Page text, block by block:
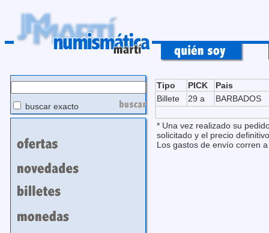
buscar exacto
Tipo PICK
Pais
Billete
29 a BARBADOS
* Una vez realizado su
solicitado y el precio
Los gastos de envío corren